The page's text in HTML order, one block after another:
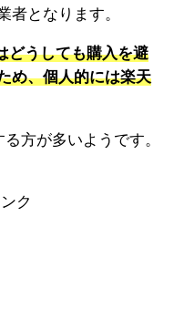
者となります。
どうしても購入を避
め、個人的には楽天
方が多いようです。
ク